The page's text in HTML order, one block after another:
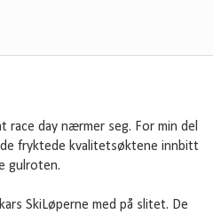
race day nærmer seg. For min del
fryktede kvalitetsøktene innbitt
gulroten.
SkiLøperne med på slitet. De